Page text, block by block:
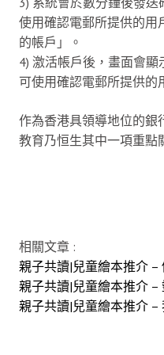
使用確認電郵所提供的用
的帳戶」。
4) 激活帳戶後，畫面會
可使用確認電郵所提供的
作為香港具領導地位的銀
教育乃恒生其中一項重點
相關文章 :
親子共讀|兒童繪本推介 –
親子共讀|兒童繪本推介 –
親子共讀|兒童繪本推介 –